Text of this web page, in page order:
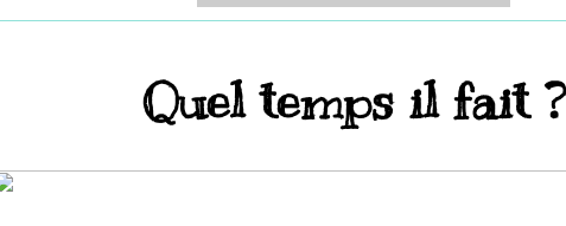
Quel temps il fait ?